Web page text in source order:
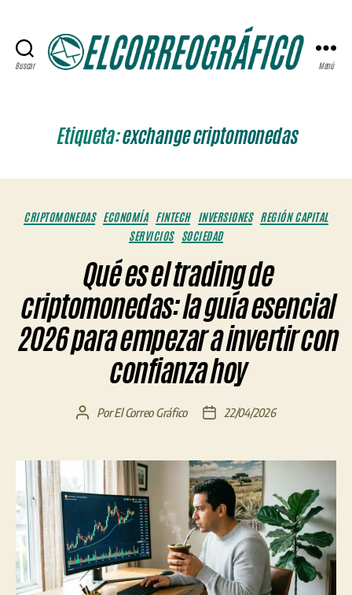
Buscar Menú
Etiqueta:exchange criptomonedas
Categorías
CRIPTOMONEDAS ECONOMÍA FINTECH INVERSIONES REGIÓN CAPITAL
SERVICIOS
SOCIEDAD
Qué es el trading de
criptomonedas: la guía esencial
2026 para empezar a invertir con
confianza hoy
Autor
entrada
PorEl Correo Gráfico
Fecha
entrada
22/04/2026